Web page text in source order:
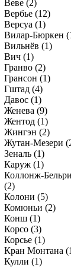
Веве (2)
Вербье (12)
Версуа (1)
Вилар-Бюркен
Вильнёв (1)
Вич (1)
Гранво (2)
Грансон (1)
Гштад (4)
Давос (1)
Женева (9)
Жентод (1)
Жингэн (2)
Жутан-Мезери
Зеналь (1)
Каруж (1)
Коллонж-
(2)
Колони (5)
Комюньи (2)
Конш (1)
Корсо (3)
Корсье (1)
Кран Монтана
Кулли (1)